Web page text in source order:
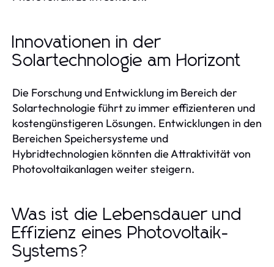
Innovationen in der
Solartechnologie am Horizont
Die Forschung und Entwicklung im Bereich der
Solartechnologie führt zu immer effizienteren und
kostengünstigeren Lösungen. Entwicklungen in den
Bereichen Speichersysteme und
Hybridtechnologien könnten die Attraktivität von
Photovoltaikanlagen weiter steigern.
Was ist die Lebensdauer und
Effizienz eines Photovoltaik-
Systems?